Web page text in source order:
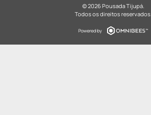
© 2026 Pousada Tijupá.
Todos os direitos reservados.
Powered by